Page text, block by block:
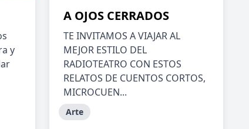
y
A OJOS CERRADOS
TE INVITAMOS A VIAJAR AL
MEJOR ESTILO DEL
RADIOTEATRO CON ESTOS
RELATOS DE CUENTOS CORTOS,
MICROCUEN...
Arte